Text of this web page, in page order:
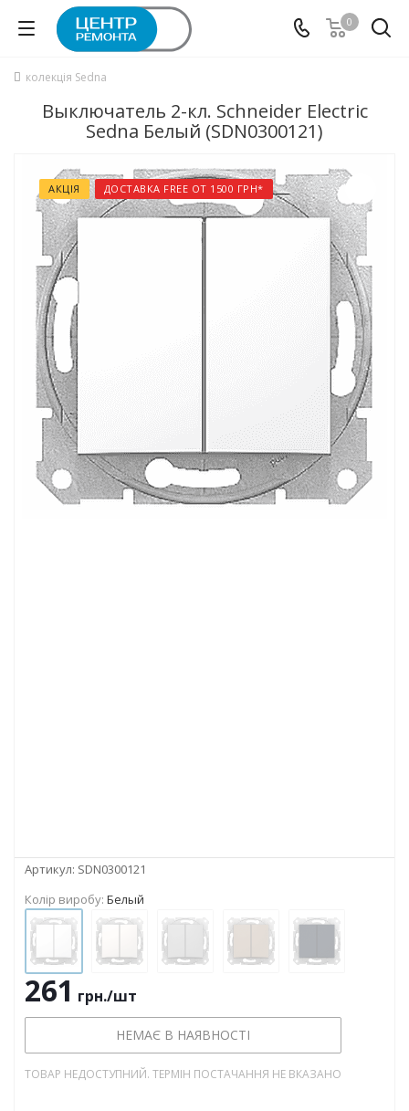
0
колекція Sedna
Выключатель 2-кл. Schneider Electric
Sedna Белый (SDN0300121)
АКЦІЯ ДОСТАВКА FREE ОТ 1500 ГРН*
Артикул: SDN0300121
Колір виробу: Белый
261 грн./шт
НЕМАЄ В НАЯВНОСТІ
ТОВАР НЕДОСТУПНИЙ. ТЕРМІН ПОСТАЧАННЯ НЕ ВКАЗАНО